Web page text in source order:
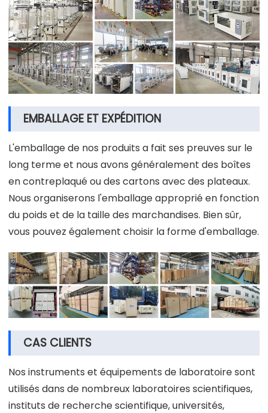
EMBALLAGE ET EXPÉDITION
L'emballage de nos produits a fait ses preuves sur le
long terme et nous avons généralement des boîtes
en contreplaqué ou des cartons avec des plateaux.
Nous organiserons l'emballage approprié en fonction
du poids et de la taille des marchandises. Bien sûr,
vous pouvez également choisir la forme d'emballage.
CAS CLIENTS
Nos instruments et équipements de laboratoire sont
utilisés dans de nombreux laboratoires scientifiques,
instituts de recherche scientifique, universités,